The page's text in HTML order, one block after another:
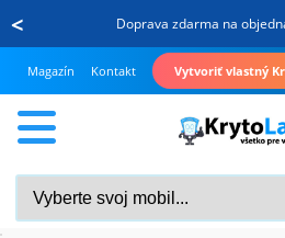
< Doprava zdarma na
Magazín Kontakt Vytvoriť vlastný